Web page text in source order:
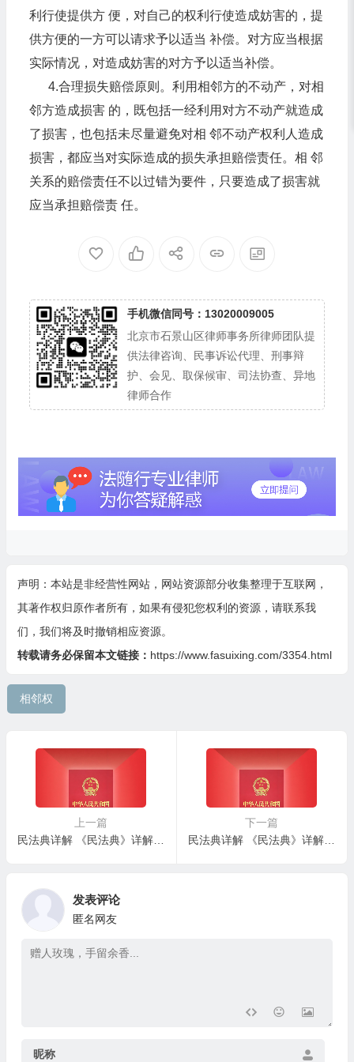
利行使提供方 便，对自己的权利行使造成妨害的，提
供方便的一方可以请求予以适当 补偿。对方应当根据
实际情况，对造成妨害的对方予以适当补偿。
4.合理损失赔偿原则。利用相邻方的不动产，对相
邻方造成损害 的，既包括一经利用对方不动产就造成
了损害，也包括未尽量避免对相 邻不动产权利人造成
损害，都应当对实际造成的损失承担赔偿责任。相 邻
关系的赔偿责任不以过错为要件，只要造成了损害就
应当承担赔偿责 任。
手机微信同号：13020009005
北京市石景山区律师事务所律师团队提
供法律咨询、民事诉讼代理、刑事辩
护、会见、取保候审、司法协查、异地
律师合作
声明：本站是非经营性网站，网站资源部分收集整理于互联网，
其著作权归原作者所有，如果有侵犯您权利的资源，请联系我
们，我们将及时撤销相应资源。
转载请务必保留本文链接： https://www.fasuixing.com/3354.html
相邻权
上一篇
民法典详解 《民法典》详解 – 第二百九十五条：相邻防险关系
下一篇
民法典详解 《民法典》详解 – 第二百九十七条：共有权及其类型
发表评论
匿名网友
昵称